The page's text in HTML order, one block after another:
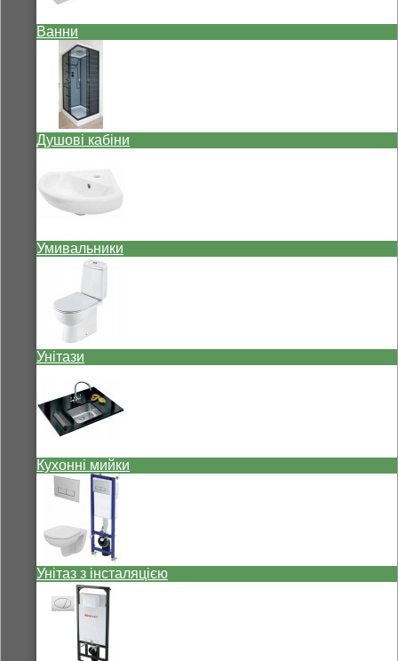
Ванни
Душові кабіни
Умивальники
Унітази
Кухонні мийки
Унітаз з інсталяцією